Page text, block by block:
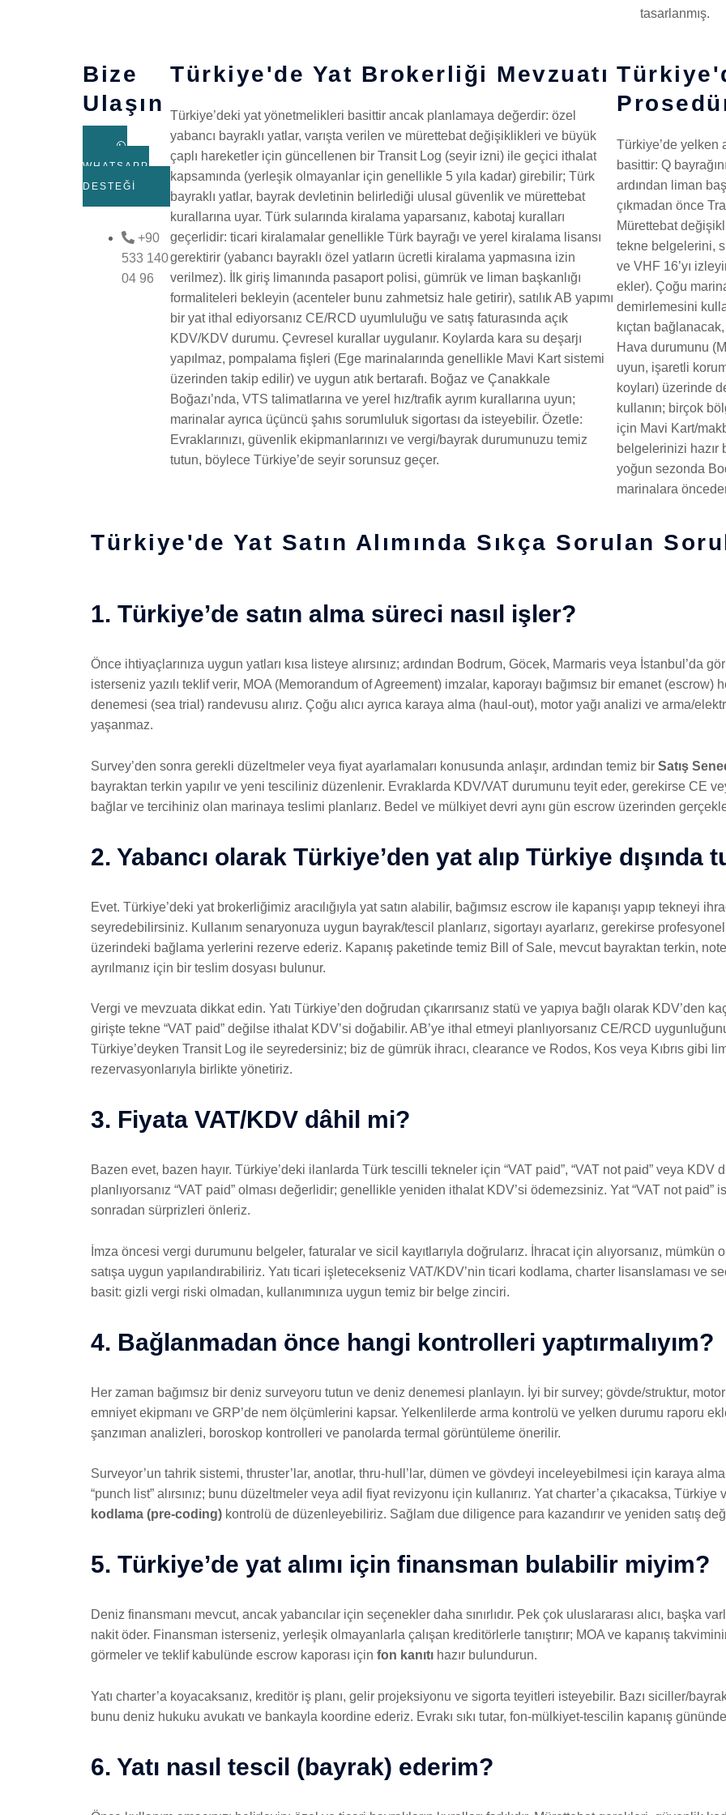
tasarlanmış.
Bize
Ulaşın
WHATSAPP
DESTEĞI
+90
533 140
04 96
Türkiye'de Yat Brokerliği Mevzuatı
Türkiye’deki yat yönetmelikleri basittir ancak planlamaya değerdir: özel
yabancı bayraklı yatlar, varışta verilen ve mürettebat değişiklikleri ve büyük
çaplı hareketler için güncellenen bir Transit Log (seyir izni) ile geçici ithalat
kapsamında (yerleşik olmayanlar için genellikle 5 yıla kadar) girebilir; Türk
bayraklı yatlar, bayrak devletinin belirlediği ulusal güvenlik ve mürettebat
kurallarına uyar. Türk sularında kiralama yaparsanız, kabotaj kuralları
geçerlidir: ticari kiralamalar genellikle Türk bayrağı ve yerel kiralama lisansı
gerektirir (yabancı bayraklı özel yatların ücretli kiralama yapmasına izin
verilmez). İlk giriş limanında pasaport polisi, gümrük ve liman başkanlığı
formaliteleri bekleyin (acenteler bunu zahmetsiz hale getirir), satılık AB yapımı
bir yat ithal ediyorsanız CE/RCD uyumluluğu ve satış faturasında açık
KDV/KDV durumu. Çevresel kurallar uygulanır. Koylarda kara su deşarjı
yapılmaz, pompalama fişleri (Ege marinalarında genellikle Mavi Kart sistemi
üzerinden takip edilir) ve uygun atık bertarafı. Boğaz ve Çanakkale
Boğazı’nda, VTS talimatlarına ve yerel hız/trafik ayrım kurallarına uyun;
marinalar ayrıca üçüncü şahıs sorumluluk sigortası da isteyebilir. Özetle:
Evraklarınızı, güvenlik ekipmanlarınızı ve vergi/bayrak durumunuzu temiz
tutun, böylece Türkiye’de seyir sorunsuz geçer.
Türkiye’de yelken
basittir: Q
ardından liman
çıkmadan önce
Mürettebat
tekne belgelerini,
ve VHF 16’yı
ekler). Çoğu
demirlemesini
kıçtan
Hava durumunu
uyun, işaretli
koyları) üzerinde
kullanın; birçok
için Mavi Kart/
belgelerinizi hazır
yoğun sezonda
marinalara
Türkiye'de Yat Satın Alımında Sıkça Sorulan
1. Türkiye’de satın alma süreci nasıl işler?
Önce ihtiyaçlarınıza uygun yatları kısa listeye alırsınız; ardından Bodrum, Göcek, Marmaris veya İstanbul’da
isterseniz yazılı teklif verir, MOA (Memorandum of Agreement) imzalar, kaporayı bağımsız bir emanet (escrow)
denemesi (sea trial) randevusu alırız. Çoğu alıcı ayrıca karaya alma (haul-out), motor yağı analizi ve arma/
yaşanmaz.
Survey’den sonra gerekli düzeltmeler veya fiyat ayarlamaları konusunda anlaşır, ardından temiz bir Satış
bayraktan terkin yapılır ve yeni tesciliniz düzenlenir. Evraklarda KDV/VAT durumunu teyit eder, gerekirse CE
bağlar ve tercihiniz olan marinaya teslimi planlarız. Bedel ve mülkiyet devri aynı gün escrow üzerinden
2. Yabancı olarak Türkiye’den yat alıp Türkiye
Evet. Türkiye’deki yat brokerliğimiz aracılığıyla yat satın alabilir, bağımsız escrow ile kapanışı yapıp tekneyi
seyredebilirsiniz. Kullanım senaryonuza uygun bayrak/tescil planlarız, sigortayı ayarlarız, gerekirse
üzerindeki bağlama yerlerini rezerve ederiz. Kapanış paketinde temiz Bill of Sale, mevcut bayraktan terkin,
ayrılmanız için bir teslim dosyası bulunur.
Vergi ve mevzuata dikkat edin. Yatı Türkiye’den doğrudan çıkarırsanız statü ve yapıya bağlı olarak KDV’den
girişte tekne “VAT paid” değilse ithalat KDV’si doğabilir. AB’ye ithal etmeyi planlıyorsanız CE/RCD
Türkiye’deyken Transit Log ile seyredersiniz; biz de gümrük ihracı, clearance ve Rodos, Kos veya Kıbrıs gibi
rezervasyonlarıyla birlikte yönetiriz.
3. Fiyata VAT/KDV dâhil mi?
Bazen evet, bazen hayır. Türkiye’deki ilanlarda Türk tescilli tekneler için “VAT paid”, “VAT not paid” veya KDV
planlıyorsanız “VAT paid” olması değerlidir; genellikle yeniden ithalat KDV’si ödemezsiniz. Yat “VAT not paid”
sonradan sürprizleri önleriz.
İmza öncesi vergi durumunu belgeler, faturalar ve sicil kayıtlarıyla doğrularız. İhracat için alıyorsanız, mümkün
satışa uygun yapılandırabiliriz. Yatı ticari işletecekseniz VAT/KDV’nin ticari kodlama, charter lisanslaması ve
basit: gizli vergi riski olmadan, kullanımınıza uygun temiz bir belge zinciri.
4. Bağlanmadan önce hangi kontrolleri yaptırmalıyım?
Her zaman bağımsız bir deniz surveyoru tutun ve deniz denemesi planlayın. İyi bir survey; gövde/struktur,
emniyet ekipmanı ve GRP’de nem ölçümlerini kapsar. Yelkenlilerde arma kontrolü ve yelken durumu raporu
şanzıman analizleri, boroskop kontrolleri ve panolarda termal görüntüleme önerilir.
Surveyor’un tahrik sistemi, thruster’lar, anotlar, thru-hull’lar, dümen ve gövdeyi inceleyebilmesi için karaya alma
“punch list” alırsınız; bunu düzeltmeler veya adil fiyat revizyonu için kullanırız. Yat charter’a çıkacaksa,
kodlama (pre-coding) kontrolü de düzenleyebiliriz. Sağlam due diligence para kazandırır ve yeniden satış
5. Türkiye’de yat alımı için finansman bulabilir miyim?
Deniz finansmanı mevcut, ancak yabancılar için seçenekler daha sınırlıdır. Pek çok uluslararası alıcı, başka
nakit öder. Finansman isterseniz, yerleşik olmayanlarla çalışan kreditörlerle tanıştırır; MOA ve kapanış
görmeler ve teklif kabulünde escrow kaporası için fon kanıtı hazır bulundurun.
Yatı charter’a koyacaksanız, kreditör iş planı, gelir projeksiyonu ve sigorta teyitleri isteyebilir. Bazı siciller/
bunu deniz hukuku avukatı ve bankayla koordine ederiz. Evrakı sıkı tutar, fon-mülkiyet-tescilin kapanış
6. Yatı nasıl tescil (bayrak) ederim?